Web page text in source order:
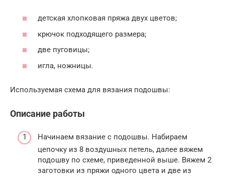
детская хлопковая пряжа двух цветов;
крючок подходящего размера;
две пуговицы;
игла, ножницы.
Используемая схема для вязания подошвы:
Описание работы
Начинаем вязание с подошвы. Набираем
цепочку из 8 воздушных петель, далее вяжем
подошву по схеме, приведенной выше. Вяжем 2
заготовки из пряжи одного цвета и две из